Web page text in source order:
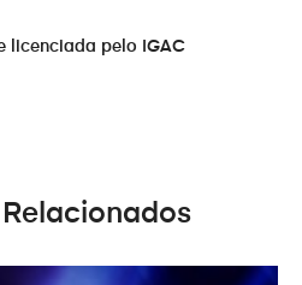
licenciada pelo IGAC
Relacionados